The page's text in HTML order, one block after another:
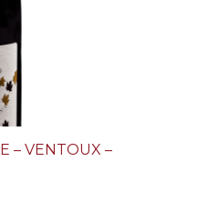
– VENTOUX –